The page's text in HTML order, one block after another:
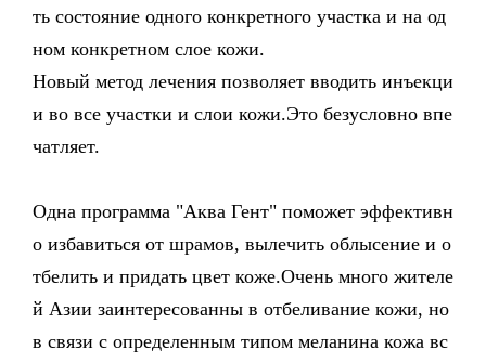
ть состояние одного конкретного участка и на од
ном конкретном слое кожи.
Новый метод лечения позволяет вводить инъекци
и во все участки и слои кожи.Это безусловно впе
чатляет.
Одна программа "Аква Гент" поможет эффективн
о избавиться от шрамов, вылечить облысение и о
тбелить и придать цвет коже.Очень много жителе
й Азии заинтересованны в отбеливание кожи, но
в связи с определенным типом меланина кожа вс